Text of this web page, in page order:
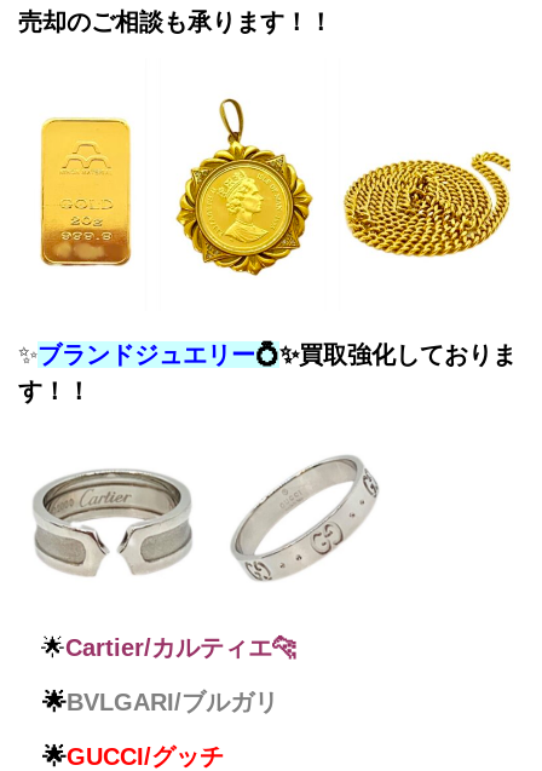
売却のご相談も承ります！！
✨ブランドジュエリー💍✨買取強化しておりま
す！！
🌟Cartier/カルティエ🐆
🌟BVLGARI/ブルガリ
🌟GUCCI/グッチ